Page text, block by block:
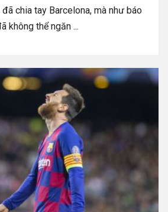
chia tay Barcelona, mà như báo
không thể ngăn ...